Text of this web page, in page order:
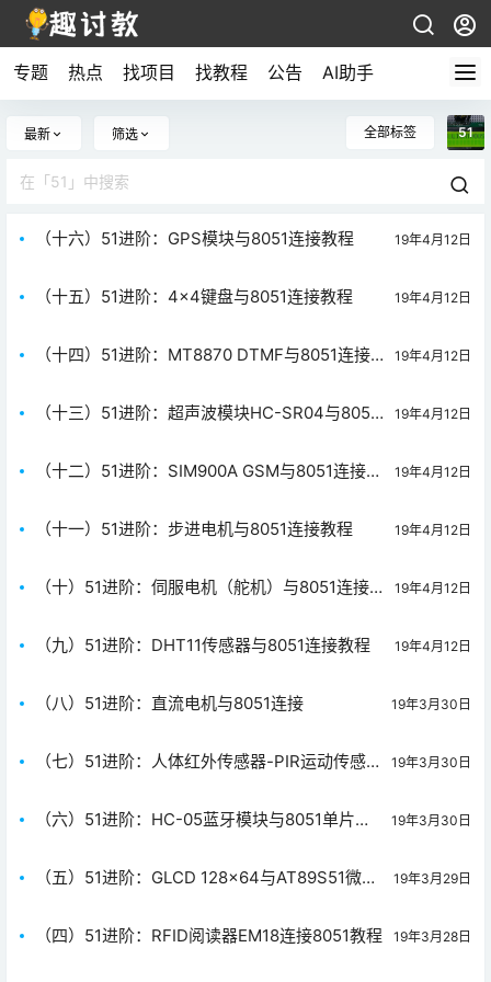
专题 热点 找项目 找教程 公告 AI助手
最新 筛选 全部标签 51
（十六）51进阶：GPS模块与8051连接教程 19年4月12日
（十五）51进阶：4×4键盘与8051连接教程 19年4月12日
（十四）51进阶：MT8870 DTMF与8051连接
19年4月12日
（十三）51进阶：超声波模块HC-SR04与8051
19年4月12日
（十二）51进阶：SIM900A GSM与8051连接教
19年4月12日
（十一）51进阶：步进电机与8051连接教程 19年4月12日
（十）51进阶：伺服电机（舵机）与8051连接
19年4月12日
（九）51进阶：DHT11传感器与8051连接教程 19年4月12日
（八）51进阶：直流电机与8051连接 19年3月30日
（七）51进阶：人体红外传感器-PIR运动传感
19年3月30日
（六）51进阶：HC-05蓝牙模块与8051单片机
19年3月30日
（五）51进阶：GLCD 128×64与AT89S51微控
19年3月29日
（四）51进阶：RFID阅读器EM18连接8051教程 19年3月28日